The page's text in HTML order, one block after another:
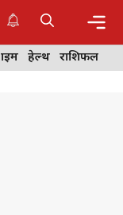
क्राइम हेल्थ राशिफल